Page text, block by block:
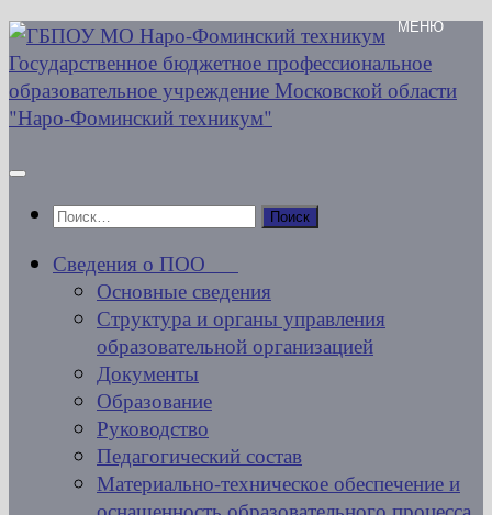
Перейти
к
содержимому
Найти:
Сведения о ПОО
Основные сведения
Структура и органы управления
образовательной организацией
Документы
Образование
Руководство
Педагогический состав
Материально-техническое обеспечение и